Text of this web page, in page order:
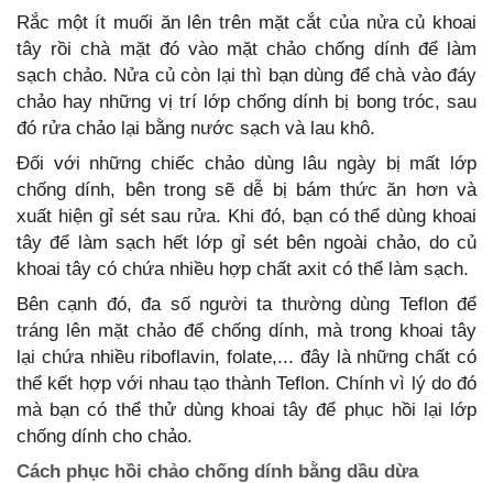
Rắc một ít muối ăn lên trên mặt cắt của nửa củ khoai
tây rồi chà mặt đó vào mặt chảo chống dính để làm
sạch chảo. Nửa củ còn lại thì bạn dùng để chà vào đáy
chảo hay những vị trí lớp chống dính bị bong tróc, sau
đó rửa chảo lại bằng nước sạch và lau khô.
Đối với những chiếc chảo dùng lâu ngày bị mất lớp
chống dính, bên trong sẽ dễ bị bám thức ăn hơn và
xuất hiện gỉ sét sau rửa. Khi đó, bạn có thể dùng khoai
tây để làm sạch hết lớp gỉ sét bên ngoài chảo, do củ
khoai tây có chứa nhiều hợp chất axit có thể làm sạch.
Bên cạnh đó, đa số người ta thường dùng Teflon để
tráng lên mặt chảo để chống dính, mà trong khoai tây
lại chứa nhiều riboflavin, folate,... đây là những chất có
thể kết hợp với nhau tạo thành Teflon. Chính vì lý do đó
mà bạn có thể thử dùng khoai tây để phục hồi lại lớp
chống dính cho chảo.
Cách phục hồi chảo chống dính bằng dầu dừa